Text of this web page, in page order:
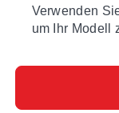
Verwenden
um Ihr Modell